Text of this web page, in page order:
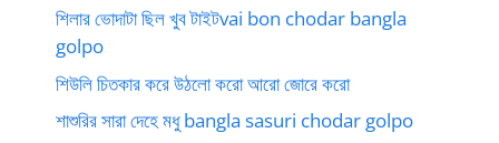
শিলার ভোদাটা ছিল খুব টাইটvai bon chodar bangla
golpo
শিউলি চিতকার করে উঠলো করো আরো জোরে করো
শাশুরির সারা দেহে মধু bangla sasuri chodar golpo